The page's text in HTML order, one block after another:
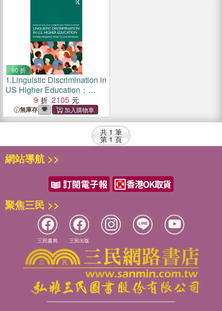
90 折
1.Linguistic Discrimination in
US Higher Education：
Power, Prejudice, Impacts,
and Remedies
9 2105
無庫存
共 1 筆
第 1 頁
網站導航 >>
聚焦三民 >>
三民書局 三民出版